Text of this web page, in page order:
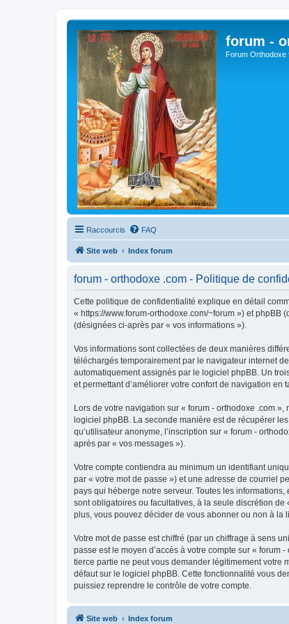
forum -
Forum Orthodoxe
Raccourcis FAQ
Site web Index forum
forum - orthodoxe .com - Politique de
Cette politique de confidentialité explique en détail
« https://www.forum-orthodoxe.com/~forum ») et
(désignées ci-après par « vos informations »).
Vos informations sont collectées de deux manières
téléchargés temporairement par le navigateur internet
automatiquement assignés par le logiciel phpBB. Un
et permettant d’améliorer votre confort de navigation en
Lors de votre navigation sur « forum - orthodoxe .com
logiciel phpBB. La seconde manière est de récupérer
qu’utilisateur anonyme, l’inscription sur « forum -
après par « vos messages »).
Votre compte contiendra au minimum un identifiant
par « votre mot de passe ») et une adresse de courriel
pays qui héberge notre serveur. Toutes les
sont obligatoires ou facultatives, à la seule discrétion
plus, vous pouvez décider de vous abonner ou non à
Votre mot de passe est chiffré (par un chiffrage à sens
passe est le moyen d’accès à votre compte sur «
tierce partie ne peut vous demander légitimement votre
défaut sur le logiciel phpBB. Cette fonctionnalité vous
puissiez reprendre le contrôle de votre compte.
Site web Index forum